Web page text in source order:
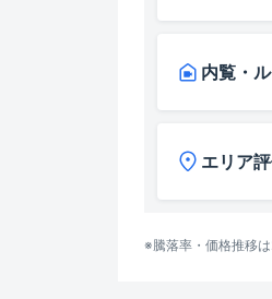
内覧・
エリア
※騰落率・価格推移は